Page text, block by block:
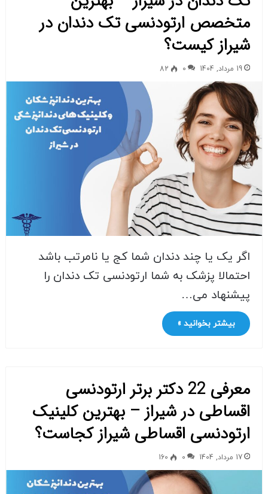
متخصص ارتودنسی تک دندان در
شیراز کیست؟
19 مرداد, 1404 0
82
اگر یک یا چند دندان شما کج یا نامرتب باشد
احتمالا پزشک به شما ارتودنسی تک دندان را
پیشنهاد می…
بیشتر بخوانید »
معرفی 22 دکتر برتر ارتودنسی
اقساطی در شیراز – بهترین کلینیک
ارتودنسی اقساطی شیراز کجاست؟
17 مرداد, 1404 0
160